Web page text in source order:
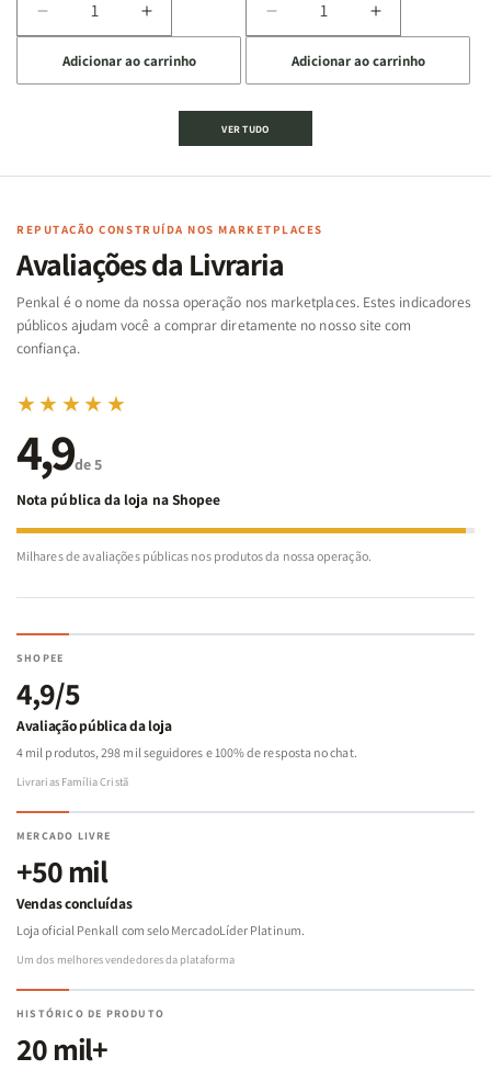
Diminuir
a
quantidade
de
Cartas
Famílias
Bíblia
-
Penkal
Aumentar
a
quantidade
de
Jogo
Cartas
Famílias
da
Bíblia
-
Penkal
Adicionar ao carrinho
Diminuir
a
quantidade
de
Jogo
|
de
Aumentar
a
quantidade
de
|
Adicionar ao carrinho
VER TUDO
REPUTAÇÃO CONSTRUÍDA NOS MARKETPLACES
Avaliações da Livraria
Penkal é o nome da nossa operação nos marketplaces. Estes indicadores
públicos ajudam você a comprar diretamente no nosso site com
confiança.
★★★★★
4,9de 5
Nota pública da loja na Shopee
Milhares de avaliações públicas nos produtos da nossa operação.
SHOPEE
4,9/5
Avaliação pública da loja
4 mil produtos, 298 mil seguidores e 100% de resposta no chat.
Livrarias Família Cristã
MERCADO LIVRE
+50 mil
Vendas concluídas
Loja oficial Penkall com selo MercadoLíder Platinum.
Um dos melhores vendedores da plataforma
HISTÓRICO DE PRODUTO
20 mil+